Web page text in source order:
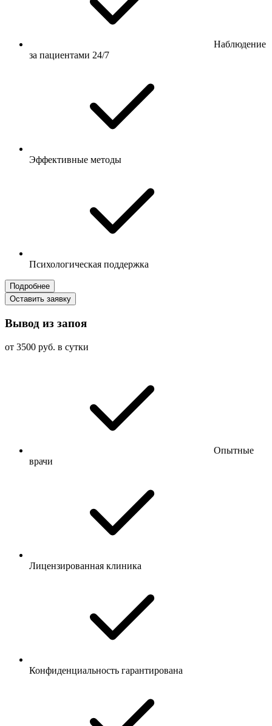
Наблюдение
за пациентами 24/7
Эффективные методы
Психологическая поддержка
Подробнее
Оставить заявку
Вывод из запоя
от 3500 руб. в сутки
Опытные
врачи
Лицензированная клиника
Конфиденциальность гарантирована